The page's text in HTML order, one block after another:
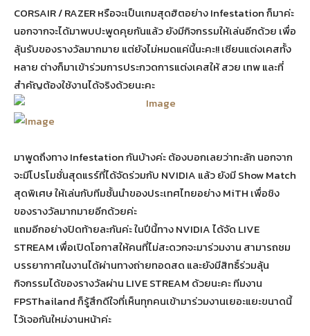
CORSAIR / RAZER หรือจะเป็นเกมสุดฮิตอย่าง Infestation ก็มาค่ะ
นอกจากจะได้มาพบปะพูดคุยกันแล้ว ยังมีกิจกรรมให้เล่นอีกด้วย เพื่อ
ลุ้นรับของรางวัลมากมาย แต่ยังไม่หมดแค่นี้นะคะ!! เซียนแต่งเคสทั้ง
หลาย ต่างก็มาเข้าร่วมการประกวดการแต่งเคสให้ สวย เทพ และที่
สำคัญต้องใช้งานได้จริงด้วยนะคะ
มาพูดถึงทาง Infestation กันบ้างค่ะ ต้องบอกเลยว่าทะลัก นอกจาก
จะมีโปรโมชั่นสุดแรร์ที่ได้จัดร่วมกับ NVIDIA แล้ว ยังมี Show Match
สุดพิเศษ ให้เล่นกับทีมชั้นนำของประเทศไทยอย่าง MiTH เพื่อชิง
ของรางวัลมากมายอีกด้วยค่ะ
แถมอีกอย่างปิดท้ายละกันค่ะ ในปีนี้ทาง NVIDIA ได้จัด LIVE
STREAM เพื่อเปิดโอกาสให้คนที่ไม่สะดวกจะมาร่วมงาน สามารถชม
บรรยากาศในงานได้ผ่านทางถ่ายทอดสด และยังมีสิทธิ์ร่วมลุ้น
กิจกรรมได้ของรางวัลผ่าน LIVE STREAM ด้วยนะคะ ทีมงาน
FPSThailand ก็รู้สึกดีใจที่เห็นทุกคนเข้ามาร่วมงานเยอะแยะขนาดนี้
ไว้เจอกันใหม่งานหน้าค่ะ